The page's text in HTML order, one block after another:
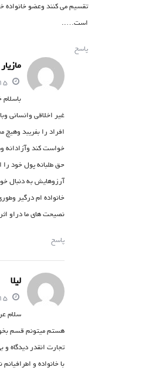
تقسیم می کنند وعضو خانواده
است…..
پاسخ
مازیار
15 مرداد, 1404 در 3:19 ب.ظ
غیر اخلاقی وانسانی
افراد را بفریبد
خواست کند وآزادانه
حق طلبانه پول خود را
آرزوهایش به دنبال
خانواده ام درگیر
نصیحت های ما دراو
پاسخ
لیلا
15 مهر, 1404 در 1:03 ب.ظ
هستم میتونم قسم
تجارت انقدر دیدگاه و
با خانواده و